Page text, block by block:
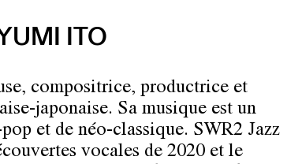
ITO
compositrice, productrice et
japonaise. Sa musique est un
et de néo-classique. SWR2 Jazz
vocales de 2020 et le